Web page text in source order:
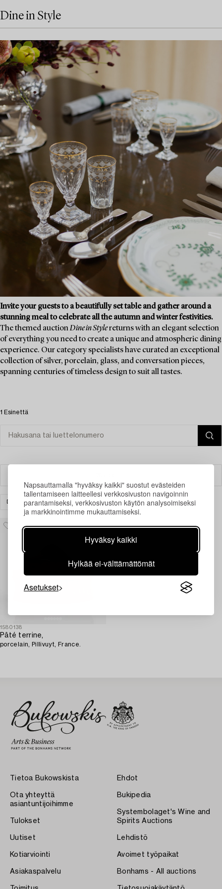
Napsauttamalla "hyväksy kaikki" suostut evästeiden
tallentamiseen laitteellesi verkkosivuston navigoinnin
parantamiseksi, verkkosivuston käytön analysoimiseksi
ja markkinointimme mukauttamiseksi.
Hyväksy kaikki
Hylkää ei-välttämättömät
Asetukset
Dine in Style
Invite your guests to a beautifully set table and gather around a
stunning meal to celebrate all the autumn and winter festivities.
The themed auctionDine in Stylereturns with an elegant selection
of everything you need to create a unique and atmospheric dining
experience. Our category specialists have curated an exceptional
collection of silver, porcelain, glass, and conversation pieces,
spanning centuries of timeless design to suit all tastes.
1 Esinettä
DESIGN KALUSTEET TYHJENNÄ KAIKKI
1580138
Pâté terrine,
porcelain, Pillivuyt, France.
Tietoa Bukowskista
Ota yhteyttä
asiantuntijoihimme
Tulokset
Uutiset
Kotiarviointi
Asiakaspalvelu
Ehdot
Bukipedia
Systembolaget's Wine and
Spirits Auctions
Lehdistö
Avoimet työpaikat
Bonhams - All auctions